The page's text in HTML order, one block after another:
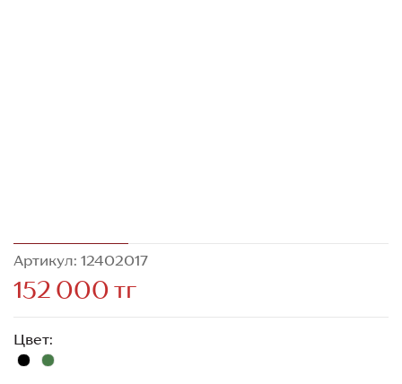
Артикул: 12402017
152 000 тг
Цвет: